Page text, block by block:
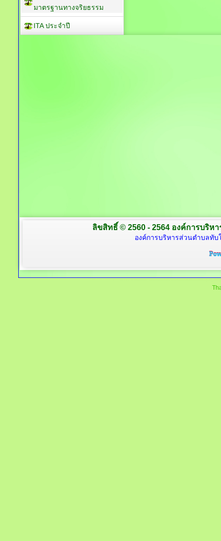
มาตรฐานทางจริยธรรม
ITA ประจำปี
ลิขสิทธิ์ © 2560 - 2564 องค์การบริห
องค์การบริหารส่วนตำบลทับ